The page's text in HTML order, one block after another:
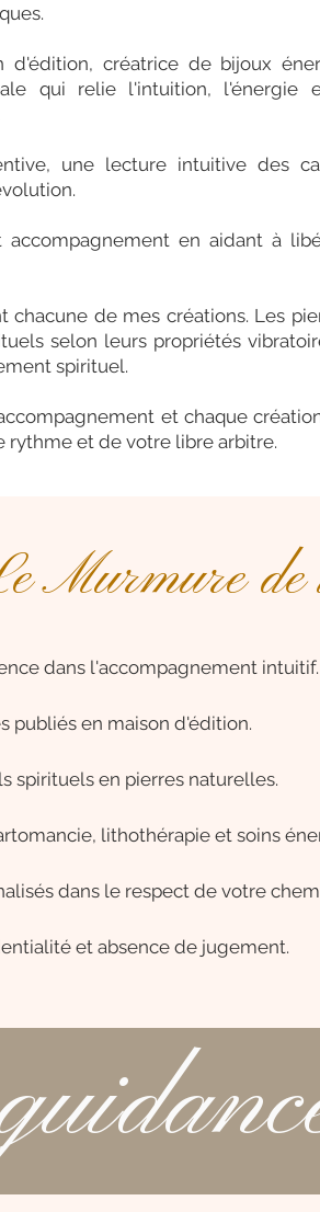
créatrice de bijoux
qui relie l'intuition, l'énergie
une lecture intuitive des
en aidant à
de mes créations. Les
selon leurs propriétés
spirituel.
et chaque
rythme et de votre libre arbitre.
Murmure de
dans l'accompagnement intuitif.
publiés en maison d'édition.
spirituels en pierres naturelles.
lithothérapie et soins
dans le respect de votre
et absence de jugement.